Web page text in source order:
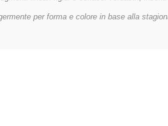
per forma e colore in base alla